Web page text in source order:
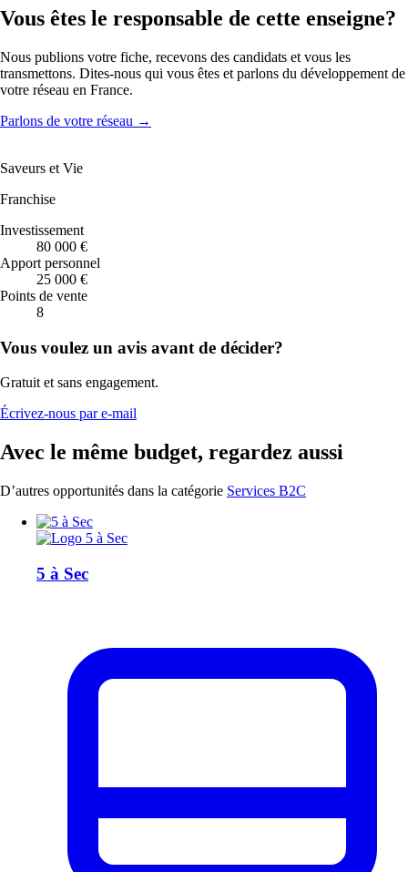
Vous êtes le responsable de cette enseigne?
Nous publions votre fiche, recevons des candidats et vous les
transmettons. Dites-nous qui vous êtes et parlons du développement de
votre réseau en France.
Parlons de votre réseau →
Saveurs et Vie
Franchise
Investissement
80 000 €
Apport personnel
25 000 €
Points de vente
8
Vous voulez un avis avant de décider?
Gratuit et sans engagement.
Écrivez-nous par e-mail
Avec le même budget, regardez aussi
D’autres opportunités dans la catégorie Services B2C
5 à Sec